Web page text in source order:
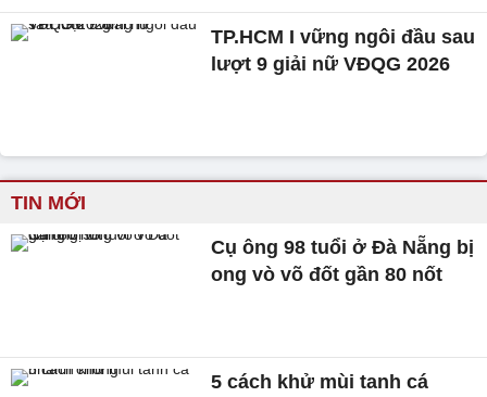
TP.HCM I vững ngôi đầu sau
lượt 9 giải nữ VĐQG 2026
TIN MỚI
Cụ ông 98 tuổi ở Đà Nẵng bị
ong vò võ đốt gần 80 nốt
5 cách khử mùi tanh cá